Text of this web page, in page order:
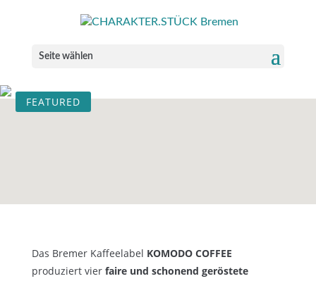
Seite wählen
FEATURED
Das Bremer Kaffeelabel KOMODO COFFEE
produziert vierfaire und schonend geröstete